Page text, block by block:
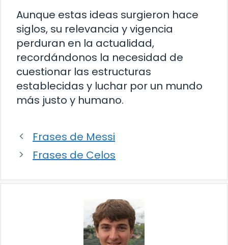
Aunque estas ideas surgieron hace
siglos, su relevancia y vigencia
perduran en la actualidad,
recordándonos la necesidad de
cuestionar las estructuras
establecidas y luchar por un mundo
más justo y humano.
Frases de Messi
Frases de Celos